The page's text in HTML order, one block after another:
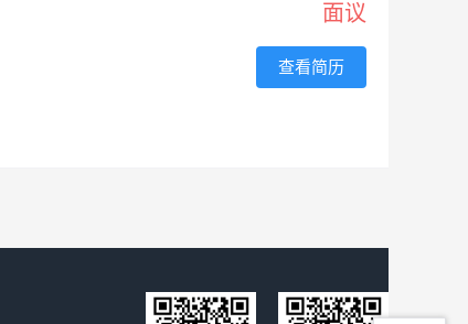
面议
查看简历